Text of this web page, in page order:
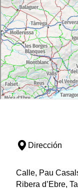
Dirección
Calle, Pau
Ribera d’Ebre,